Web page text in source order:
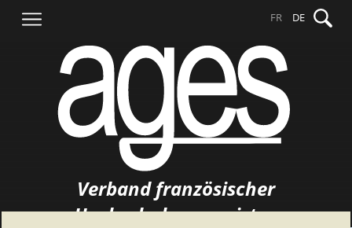
Inhalt
nach:
FR DE
Verband französischer
Hochschulgermanisten